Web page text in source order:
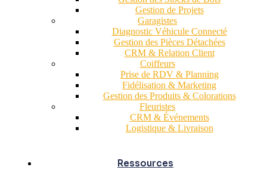
Gestion de Projets
Garagistes
Diagnostic Véhicule Connecté
Gestion des Pièces Détachées
CRM & Relation Client
Coiffeurs
Prise de RDV & Planning
Fidélisation & Marketing
Gestion des Produits & Colorations
Fleuristes
CRM & Événements
Logistique & Livraison
Ressources